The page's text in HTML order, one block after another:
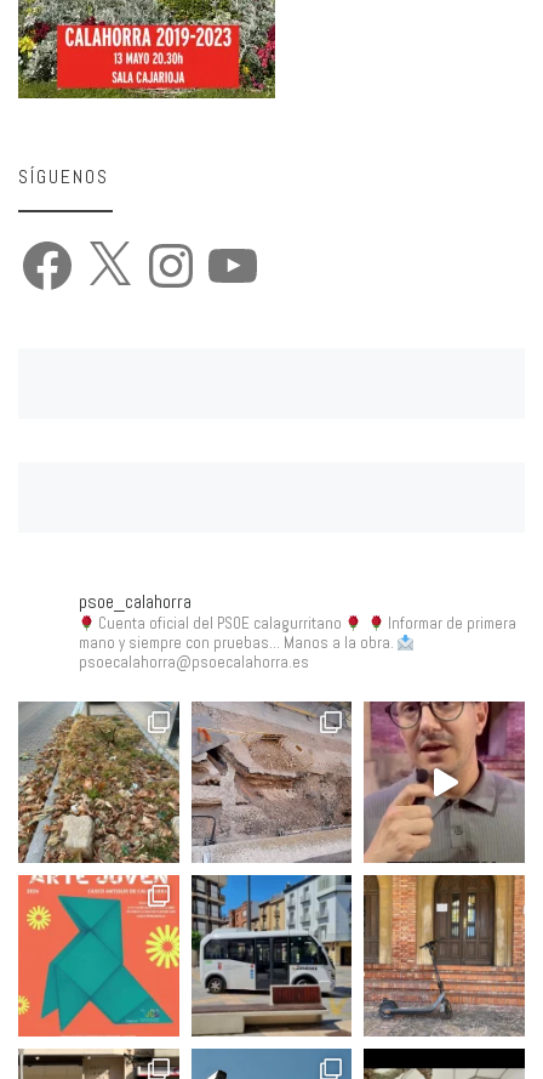
SÍGUENOS
Facebook Instagram YouTube
psoe_calahorra
Cuenta oficial del PSOE calagurritano
Informar de primera
mano y siempre con pruebas... Manos a la obra.
psoecalahorra@psoecalahorra.es